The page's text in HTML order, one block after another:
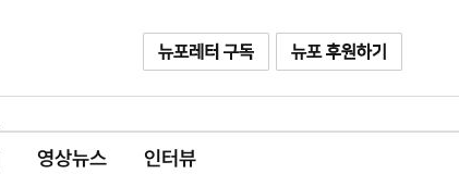
영상뉴스 인터뷰